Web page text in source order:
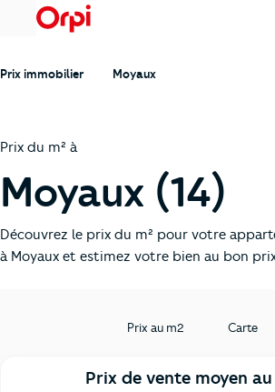
menu
Prix immobilier Moyaux
Prix du m² à
Moyaux (14)
Découvrez le prix du m² pour votre
à Moyaux et estimez votre bien au bon
Prix au m2 Carte
Prix de vente moyen